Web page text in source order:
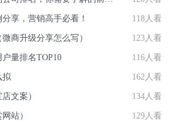
享，营销高手必看！ 118人看
商升级分享怎么写） 123人看
量排名TOP10 116人看
拟 162人看
文案） 134人看
站） 129人看